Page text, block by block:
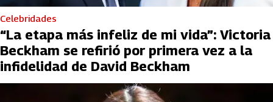
Celebridades
“La etapa más infeliz de mi vida”: Victoria
Beckham se refirió por primera vez a la
infidelidad de David Beckham